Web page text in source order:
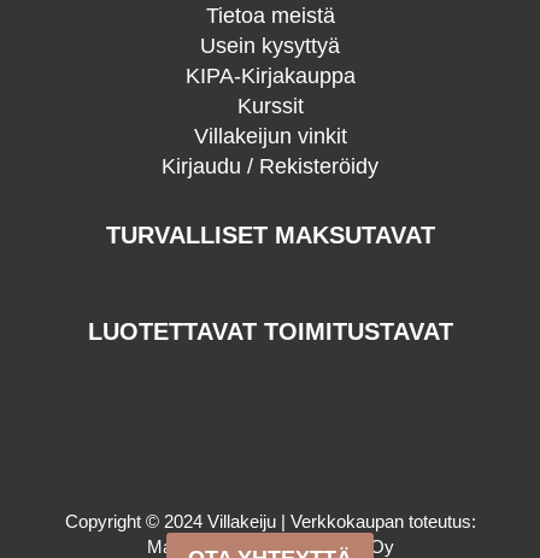
Tietoa meistä
Usein kysyttyä
KIPA-Kirjakauppa
Kurssit
Villakeijun vinkit
Kirjaudu / Rekisteröidy
TURVALLISET MAKSUTAVAT
LUOTETTAVAT TOIMITUSTAVAT
Copyright © 2024 Villakeiju | Verkkokaupan toteutus:
Mainostoimisto Sitrusmedia Oy